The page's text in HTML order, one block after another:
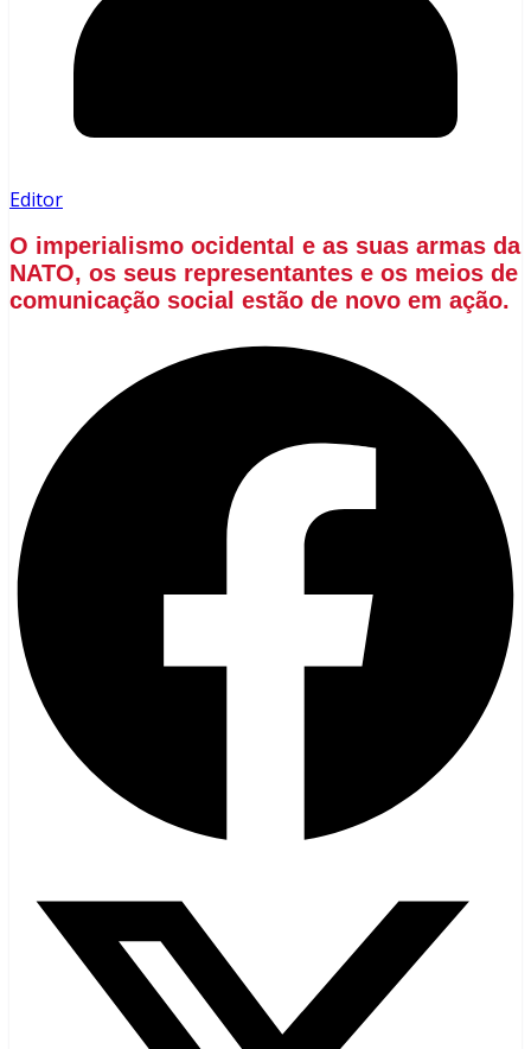
Editor
O imperialismo ocidental e as suas armas da
NATO, os seus representantes e os meios de
comunicação social estão de novo em ação.